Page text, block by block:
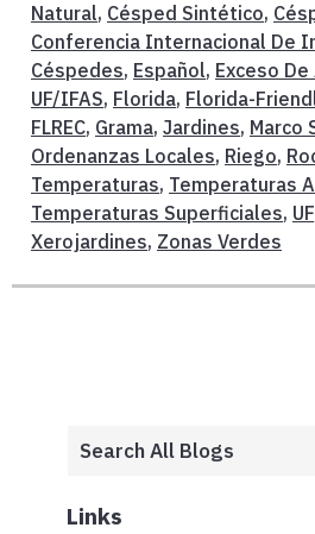
Natural, Césped Sintético,
Conferencia Internacional De
Céspedes, Español, Exceso De
UF/IFAS, Florida, Florida-
FLREC, Grama, Jardines, Marco
Ordenanzas Locales, Riego,
Temperaturas, Temperaturas
Temperaturas Superficiales, UF
Xerojardines, Zonas Verdes
Links